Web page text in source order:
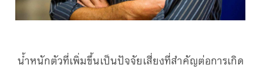
น้ำหนักตัวที่เพิ่มขึ้นเป็นปัจจัยเสี่ยงที่สำคัญต่อการเกิด